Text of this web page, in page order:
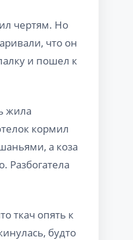
чертям. Но
что он
и пошел к
жила
кормил
а коза
Разбогатела
ткач опять к
будто